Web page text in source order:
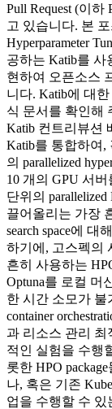
Pull Request (이
고 있습니다. 본
Hyperparameter
공하는 Katib를 사
현하여 오픈소스
니다. Katib에 대
식 문서를 확인해
Katib 컨트리뷰션
Katib를 통합하여,
의 parallelized
10 개의 GPU 서버
단위의
끌어올리는 가장
search space에
하기에, 고스펙의
흔히 사용하는
Optuna를 로컬 머
한 시간 소모가 불
container
과 리소스 관리 최
적인 실험을 수행
롯한 HPO
나, 혹은 기존
업을 수행할 수